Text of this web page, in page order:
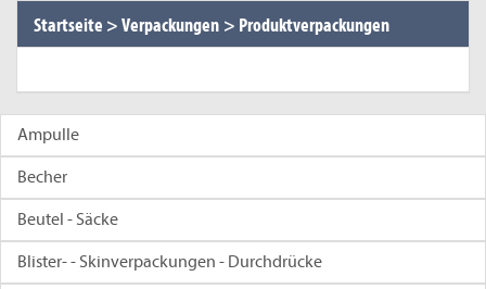
Startseite >Verpackungen > Produktverpackungen
Ampulle
Becher
Beutel - Säcke
Blister- - Skinverpackungen - Durchdrücke